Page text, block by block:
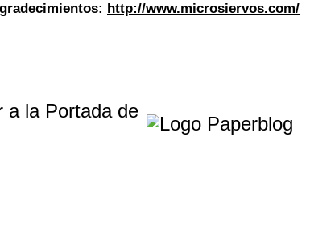
http://www.microsiervos.com/
a la Portada de